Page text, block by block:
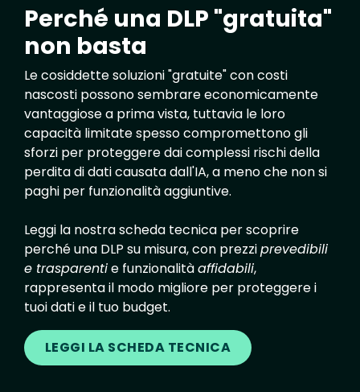
Perché una DLP "gratuita"
non basta
Le cosiddette soluzioni "gratuite" con costi
nascosti possono sembrare economicamente
vantaggiose a prima vista, tuttavia le loro
capacità limitate spesso compromettono gli
sforzi per proteggere dai complessi rischi della
perdita di dati causata dall'IA, a meno che non si
paghi per funzionalità aggiuntive.
Leggi la nostra scheda tecnica per scoprire
perché una DLP su misura, con prezziprevedibili
e trasparentie funzionalitàaffidabili,
rappresenta il modo migliore per proteggere i
tuoi dati e il tuo budget.
LEGGI LA SCHEDA TECNICA